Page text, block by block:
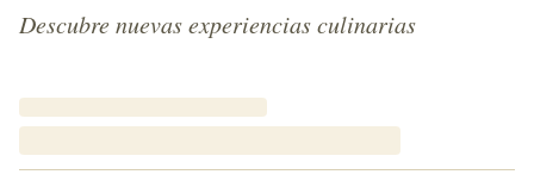
Descubre nuevas experiencias culinarias